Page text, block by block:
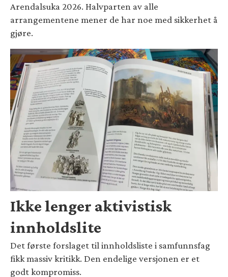
Arendalsuka 2026. Halvparten av alle
arrangementene mener de har noe med sikkerhet å
gjøre.
Ikke lenger aktivistisk
innholdslite
Det første forslaget til innholdsliste i samfunnsfag
fikk massiv kritikk. Den endelige versjonen er et
godt kompromiss.